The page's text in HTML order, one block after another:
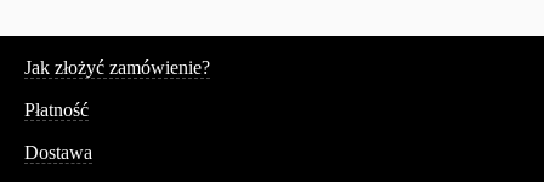
Jak złożyć zamówienie?
Płatność
Dostawa